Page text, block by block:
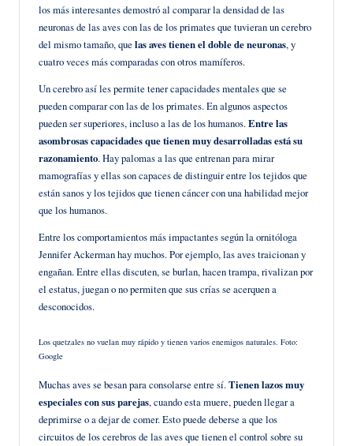
los más interesantes demostró al comparar la densidad de las
neuronas de las aves con las de los primates que tuvieran un cerebro
del mismo tamaño, que las aves tienen el doble de neuronas, y
cuatro veces más comparadas con otros mamíferos.
Un cerebro así les permite tener capacidades mentales que se
pueden comparar con las de los primates. En algunos aspectos
pueden ser superiores, incluso a las de los humanos.Entre las
asombrosas capacidades que tienen muy desarrolladas está su
razonamiento. Hay palomas a las que entrenan para mirar
mamografías y ellas son capaces de distinguir entre los tejidos que
están sanos y los tejidos que tienen cáncer con una habilidad mejor
que los humanos.
Entre los comportamientos más impactantes según la ornitóloga
Jennifer Ackerman hay muchos. Por ejemplo, las aves traicionan y
engañan. Entre ellas discuten, se burlan, hacen trampa, rivalizan por
el estatus, juegan o no permiten que sus crías se acerquen a
desconocidos.
Los quetzales no vuelan muy rápido y tienen varios enemigos naturales. Foto:
Google
Muchas aves se besan para consolarse entre sí.Tienen lazos muy
especiales con sus parejas, cuando esta muere, pueden llegar a
deprimirse o a dejar de comer. Esto puede deberse a que los
circuitos de los cerebros de las aves que tienen el control sobre su